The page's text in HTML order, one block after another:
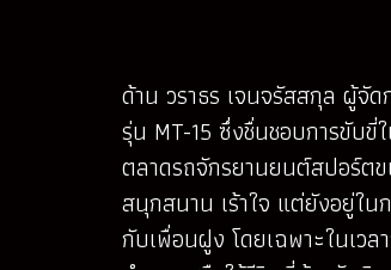
ด้าน วราธร เจนจรัสสกุล ผู้จั
รุ่น MT-15 ซึ่งชื่นชอบการขับ
ตลาดรถจักรยานยนต์สปอร์ต
สนุกสนาน เร้าใจ แต่ยังอยู่ใน
กับเพื่อนฝูง โดยเฉพาะในเว